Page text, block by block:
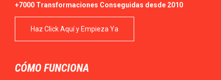
+7000 Transformaciones Conseguidas desde 2010
Haz Click Aquí y Empieza Ya
CÓMO FUNCIONA